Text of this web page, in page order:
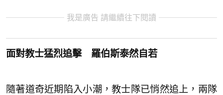
我是廣告 請繼續往下閱讀
面對教士猛烈追擊 羅伯斯泰然自若
隨著道奇近期陷入小潮，教士隊已悄然追上，兩隊